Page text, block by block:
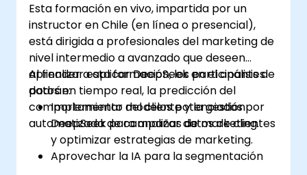
Esta formación en vivo, impartida por un
instructor en Chile (en línea o presencial),
está dirigida a profesionales del marketing de
nivel intermedio a avanzado que deseen
aprender a aplicar DeepSeek en el análisis de
datos en tiempo real, la predicción del
comportamiento del cliente y la gestión
automatizada de campañas de marketing.
Al finalizar esta formación, los participantes
podrán:
Implementar modelos potenciados por
DeepSeek para analizar datos de clientes
y optimizar estrategias de marketing.
Aprovechar la IA para la segmentación